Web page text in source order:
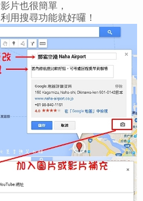
片也很簡單，
用搜尋功能就好囉！